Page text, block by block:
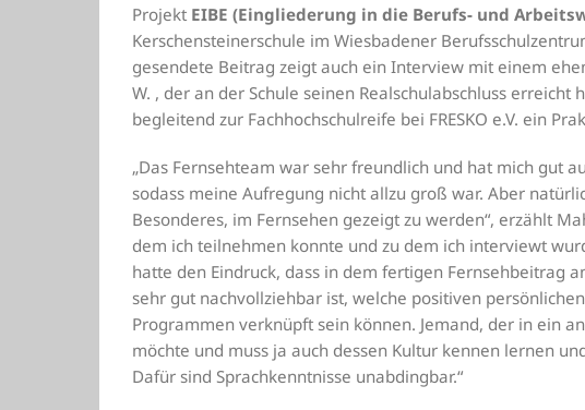
Projekt EIBE (Eingliederung in die Berufs- und
Kerschensteinerschule im Wiesbadener
gesendete Beitrag zeigt auch ein Interview mit einem
W. , der an der Schule seinen Realschulabschluss erreicht
begleitend zur Fachhochschulreife bei FRESKO e.V. ein
„Das Fernsehteam war sehr freundlich und hat mich gut
sodass meine Aufregung nicht allzu groß war. Aber
Besonderes, im Fernsehen gezeigt zu werden“, erzählt
dem ich teilnehmen konnte und zu dem ich interviewt
hatte den Eindruck, dass in dem fertigen Fernsehbeitrag
sehr gut nachvollziehbar ist, welche positiven
Programmen verknüpft sein können. Jemand, der in ein
möchte und muss ja auch dessen Kultur kennen lernen
Dafür sind Sprachkenntnisse unabdingbar.“